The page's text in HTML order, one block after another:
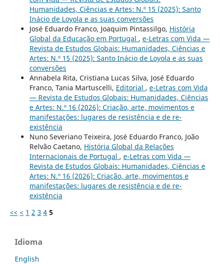
Humanidades, Ciências e Artes: N.º 15 (2025): Santo
Inácio de Loyola e as suas conversões
José Eduardo Franco, Joaquim Pintassilgo, História
Global da Educação em Portugal , e-Letras com Vida —
Revista de Estudos Globais: Humanidades, Ciências e
Artes: N.º 15 (2025): Santo Inácio de Loyola e as suas
conversões
Annabela Rita, Cristiana Lucas Silva, José Eduardo
Franco, Tania Martuscelli, Editorial , e-Letras com Vida
— Revista de Estudos Globais: Humanidades, Ciências
e Artes: N.º 16 (2026): Criação, arte, movimentos e
manifestações: lugares de resistência e de re-
existência
Nuno Severiano Teixeira, José Eduardo Franco, João
Relvão Caetano, História Global da Relações
Internacionais de Portugal , e-Letras com Vida —
Revista de Estudos Globais: Humanidades, Ciências e
Artes: N.º 16 (2026): Criação, arte, movimentos e
manifestações: lugares de resistência e de re-
existência
<< < 1 2 3 4 5
Idioma
English